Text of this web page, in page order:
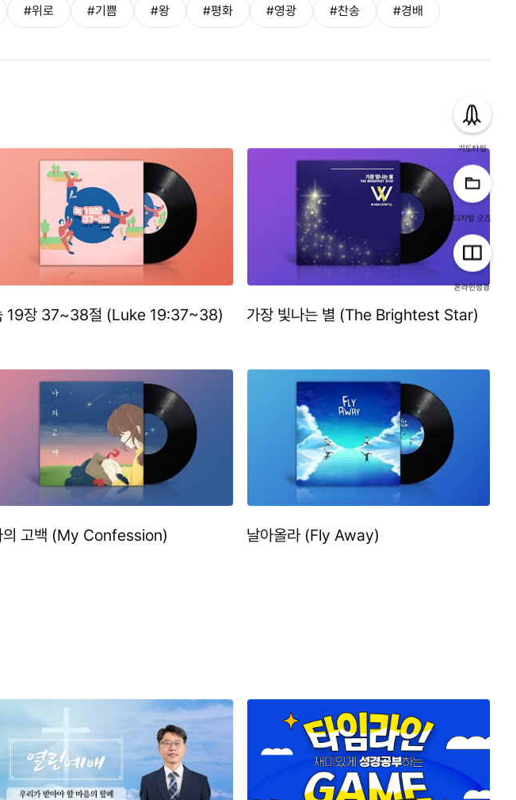
#위로 #기쁨 #왕 #평화 #영광 #찬송 #경배
19장 37~38절 (Luke 19:37~38) 가장 빛나는 별 (The Brightest Star)
의 고백 (My Confession) 날아올라 (Fly Away)
기도타임
디지털 굿즈
온라인성경